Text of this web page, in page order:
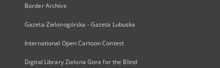
Border Archive
Gazeta Zielonogórska - Gazeta Lubuska
International Open Cartoon Contest
Digital Library Zielona Gora for the Blind